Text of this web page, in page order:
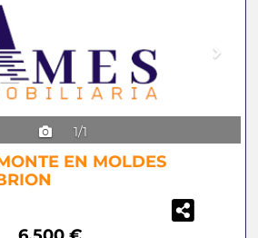
1/1
EN MOLDES